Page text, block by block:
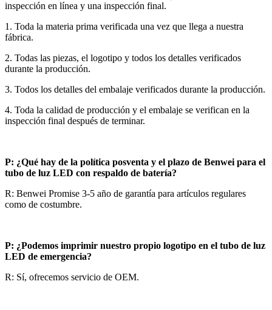
inspección en línea y una inspección final.
1. Toda la materia prima verificada una vez que llega a nuestra
fábrica.
2. Todas las piezas, el logotipo y todos los detalles verificados
durante la producción.
3. Todos los detalles del embalaje verificados durante la producción.
4. Toda la calidad de producción y el embalaje se verifican en la
inspección final después de terminar.
P: ¿Qué hay de la política posventa y el plazo de Benwei para el
tubo de luz LED con respaldo de batería?
R: Benwei Promise 3-5 año de garantía para artículos regulares
como de costumbre.
P: ¿Podemos imprimir nuestro propio logotipo en el tubo de luz
LED de emergencia?
R: Sí, ofrecemos servicio de OEM.